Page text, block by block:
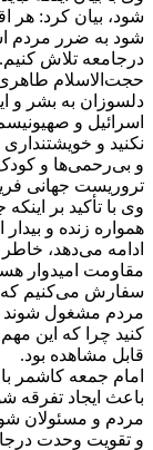
شود، بیان کرد: هر
شود به ضرر مردم
درجامعه تلاش کنیم.
حجت‌الاسلام طاهری
دلسوزان به بشر و
اسرائیل و
نکنید و
و بی‌رحمی‌ها و
تروریست جهانی
وی با تأکید بر
همواره زنده و
ادامه می‌دهد،
مقاومت امیدوار
سفارش می‌کنیم که
مردم مشغول
کنید چرا که این
قابل مشاهده بود.
امام جمعه کاشمر
باعث ایجاد تفرقه
مردم و مسئولان
و تقویت وحدت